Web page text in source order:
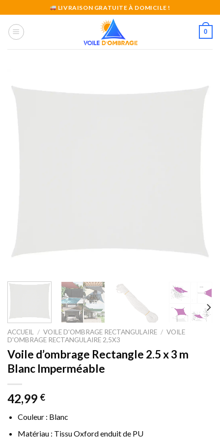
to
content
LIVRAISON GRATUITE À DOMICILE !
0
ACCUEIL / VOILE D'OMBRAGE RECTANGULAIRE / VOILE
D'OMBRAGE RECTANGULAIRE 2,5X3
Voile d’ombrage Rectangle 2.5 x 3 m
Blanc Imperméable
42,99 €
Couleur : Blanc
Matériau : Tissu Oxford enduit de PU